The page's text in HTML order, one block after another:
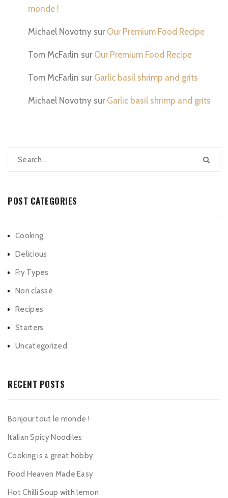
monde !
Michael Novotny sur Our Premium Food Recipe
Tom McFarlin sur Our Premium Food Recipe
Tom McFarlin sur Garlic basil shrimp and grits
Michael Novotny sur Garlic basil shrimp and grits
POST CATEGORIES
Cooking
Delicious
Fry Types
Non classé
Recipes
Starters
Uncategorized
RECENT POSTS
Bonjour tout le monde !
Italian Spicy Noodiles
Cooking is a great hobby
Food Heaven Made Easy
Hot Chilli Soup with lemon